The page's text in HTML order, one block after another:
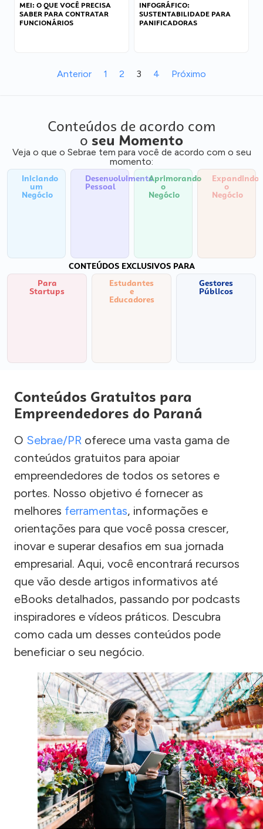
MEI: O QUE VOCÊ PRECISA
SABER PARA CONTRATAR
FUNCIONÁRIOS
INFOGRÁFICO:
SUSTENTABILIDADE PARA
PANIFICADORAS
Anterior 1 2 3 4 Próximo
Conteúdos de acordo com
o seu Momento
Veja o que o Sebrae tem para você de acordo com o seu
momento:
Iniciando
um
Negócio
Desenvolvimento
Pessoal
Aprimorando
o
Negócio
Expandindo
o
Negócio
CONTEÚDOS EXCLUSIVOS PARA
Para
Startups
Estudantes
e
Educadores
Gestores
Públicos
Conteúdos Gratuitos para
Empreendedores do Paraná
O Sebrae/PR oferece uma vasta gama de
conteúdos gratuitos para apoiar
empreendedores de todos os setores e
portes. Nosso objetivo é fornecer as
melhores ferramentas, informações e
orientações para que você possa crescer,
inovar e superar desafios em sua jornada
empresarial. Aqui, você encontrará recursos
que vão desde artigos informativos até
eBooks detalhados, passando por podcasts
inspiradores e vídeos práticos. Descubra
como cada um desses conteúdos pode
beneficiar o seu negócio.